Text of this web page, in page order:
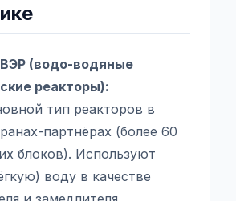
(водо-водяные
реакторы):
тип реакторов в
партнёрах (более 60
блоков). Используют
воду в качестве